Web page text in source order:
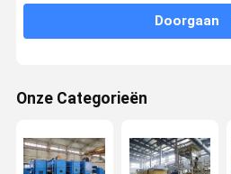
Calender strijkijzer
Windende machine
Doorgaan
Onze Categorieën